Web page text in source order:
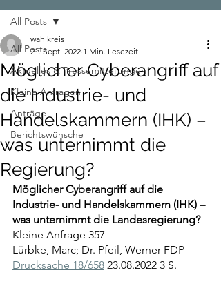
All Posts
Aktuelles & Pressemitteilungen
Kleine Anfragen
Anträge
Berichtswünsche
All Posts
Möglicher Cyberangriff auf
die Industrie- und
Handelskammern (IHK) –
was unternimmt die
Regierung?
wahlkreis
21. Sept. 2022 1 Min. Lesezeit
Möglicher Cyberangriff auf die
Industrie- und Handelskammern (IHK) –
was unternimmt die Landesregierung?
Kleine Anfrage 357
Lürbke, Marc; Dr. Pfeil, Werner FDP
Drucksache 18/658 23.08.2022 3 S.